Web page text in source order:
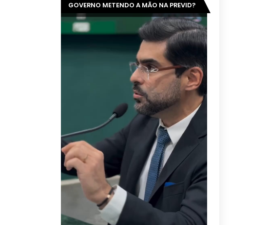
GOVERNO METENDO A MÃO NA PREVID?